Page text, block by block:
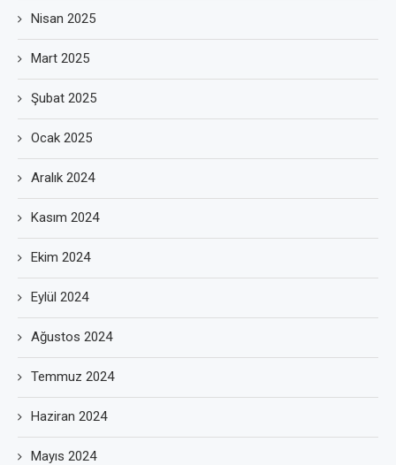
Nisan 2025
Mart 2025
Şubat 2025
Ocak 2025
Aralık 2024
Kasım 2024
Ekim 2024
Eylül 2024
Ağustos 2024
Temmuz 2024
Haziran 2024
Mayıs 2024